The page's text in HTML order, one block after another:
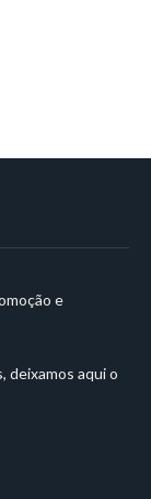
e
deixamos aqui o